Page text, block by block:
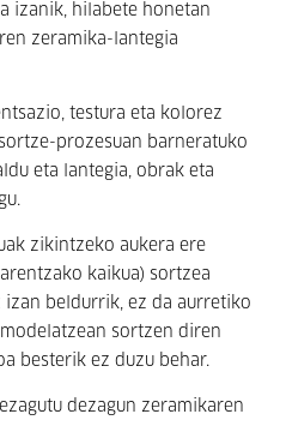
izanik, hilabete honetan
zeramika-lantegia
testura eta kolorez
prozesuan barneratuko
eta lantegia, obrak eta
zikintzeko aukera ere
kaikua) sortzea
beldurrik, ez da aurretiko
sortzen diren
besterik ez duzu behar.
dezagun zeramikaren